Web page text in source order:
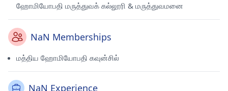
ஹோமியோபதி மருத்துவக் கல்லூரி & மருத்துவமனை
NaN Memberships
மத்திய ஹோமியோபதி கவுன்சில்
NaN Experience